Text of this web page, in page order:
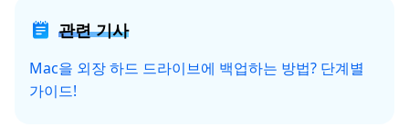
관련 기사
Mac을 외장 하드 드라이브에 백업하는 방법? 단계별
가이드!